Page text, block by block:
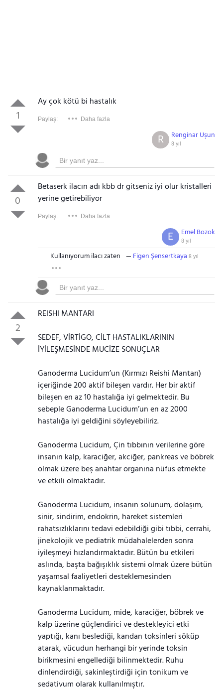
1
Ay çok kötü bi hastalık
Paylaş: Daha fazla
Renginar Uşun
8 yıl
R
0
Betaserk ilacın adı kbb dr gitseniz iyi olur kristalleri
yerine getirebiliyor
Paylaş: Daha fazla
Emel Bozok
8 yıl
E
Kullanıyorum ilacı zaten Figen Şensertkaya 8 yıl
2
REISHI MANTARI
SEDEF, VİRTİGO, CİLT HASTALIKLARININ
İYİLEŞMESİNDE MUCİZE SONUÇLAR
Ganoderma Lucidum’un (Kırmızı Reishi Mantarı)
içeriğinde 200 aktif bileşen vardır. Her bir aktif
bileşen en az 10 hastalığa iyi gelmektedir. Bu
sebeple Ganoderma Lucidum’un en az 2000
hastalığa iyi geldiğini söyleyebiliriz.
Ganoderma Lucidum, Çin tıbbının verilerine göre
insanın kalp, karaciğer, akciğer, pankreas ve böbrek
olmak üzere beş anahtar organına nüfus etmekte
ve etkili olmaktadır.
Ganoderma Lucidum, insanın solunum, dolaşım,
sinir, sindirim, endokrin, hareket sistemleri
rahatsızlıklarını tedavi edebildiği gibi tıbbi, cerrahi,
jinekolojik ve pediatrik müdahalelerden sonra
iyileşmeyi hızlandırmaktadır. Bütün bu etkileri
aslında, başta bağışıklık sistemi olmak üzere bütün
yaşamsal faaliyetleri desteklemesinden
kaynaklanmaktadır.
Ganoderma Lucidum, mide, karaciğer, böbrek ve
kalp üzerine güçlendirici ve destekleyici etki
yaptığı, kanı beslediği, kandan toksinleri söküp
atarak, vücudun herhangi bir yerinde toksin
birikmesini engellediği bilinmektedir. Ruhu
dinlendirdiği, sakinleştirdiği için tonikum ve
sedativum olarak kullanılmıştır.